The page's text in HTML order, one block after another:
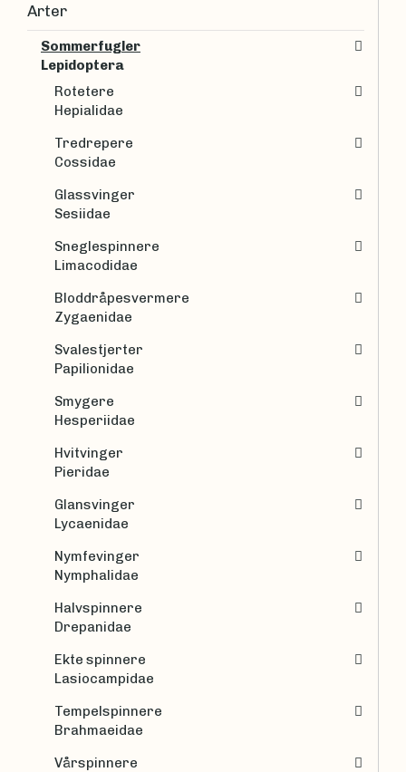
Arter
Sommerfugler
Lepidoptera
Rotetere
Hepialidae
Tredrepere
Cossidae
Glassvinger
Sesiidae
Sneglespinnere
Limacodidae
Bloddråpesvermere
Zygaenidae
Svalestjerter
Papilionidae
Smygere
Hesperiidae
Hvitvinger
Pieridae
Glansvinger
Lycaenidae
Nymfevinger
Nymphalidae
Halvspinnere
Drepanidae
Ekte spinnere
Lasiocampidae
Tempelspinnere
Brahmaeidae
Vårspinnere